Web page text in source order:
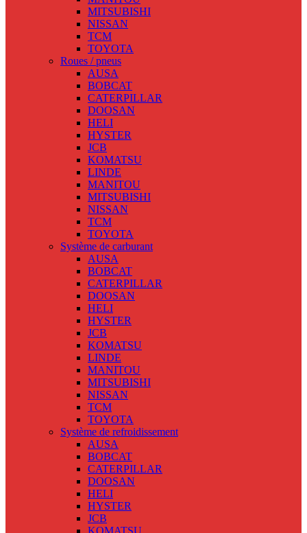
MITSUBISHI
NISSAN
TCM
TOYOTA
Roues / pneus
AUSA
BOBCAT
CATERPILLAR
DOOSAN
HELI
HYSTER
JCB
KOMATSU
LINDE
MANITOU
MITSUBISHI
NISSAN
TCM
TOYOTA
Système de carburant
AUSA
BOBCAT
CATERPILLAR
DOOSAN
HELI
HYSTER
JCB
KOMATSU
LINDE
MANITOU
MITSUBISHI
NISSAN
TCM
TOYOTA
Système de refroidissement
AUSA
BOBCAT
CATERPILLAR
DOOSAN
HELI
HYSTER
JCB
KOMATSU